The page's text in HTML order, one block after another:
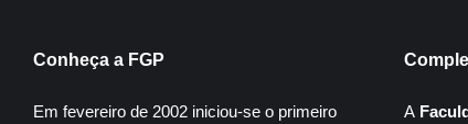
Conheça a FGP
Em fevereiro de 2002 iniciou-se o primeiro
A